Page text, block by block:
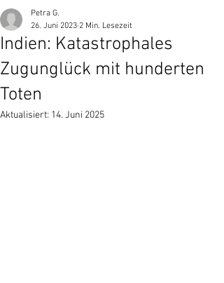
Indien: Katastrophales
Zugunglück mit hunderten
Toten
Petra G.
26. Juni 2023 2 Min. Lesezeit
Aktualisiert: 14. Juni 2025